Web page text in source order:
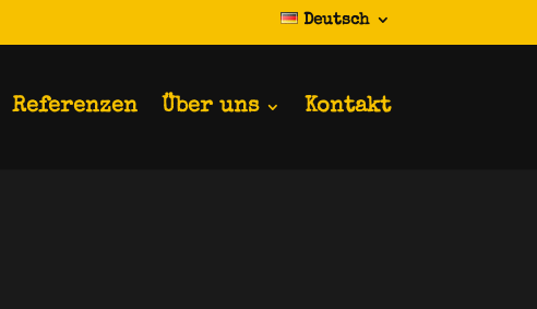
Deutsch
Referenzen Über uns Kontakt